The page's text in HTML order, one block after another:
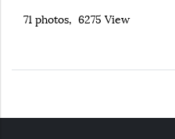
71 photos, 6275 View